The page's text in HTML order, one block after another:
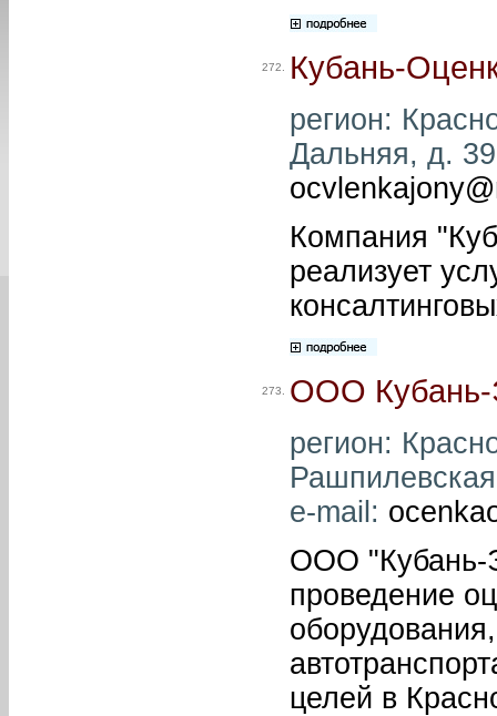
272. Кубань-
регион:
Дальняя, д.
Компания
реализует
273. ООО Кубань-
регион:
e-mail:
ООО "Кубань-
проведение
целей в